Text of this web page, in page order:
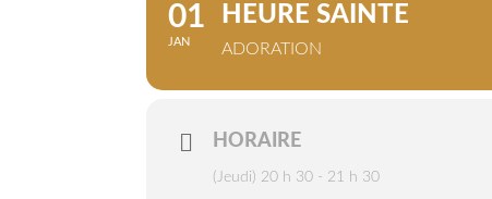
01
JAN
HEURE SAINTE
ADORATION
HORAIRE
(Jeudi) 20 h 30 - 21 h 30